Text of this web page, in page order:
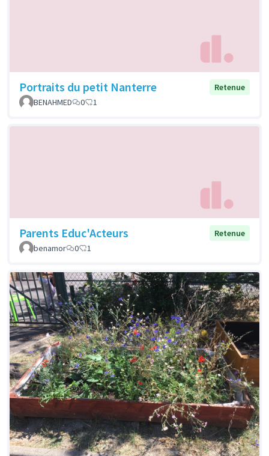
Portraits du petit Nanterre
Retenue
BENAHMED
0 1
Parents Educ'Acteurs
Retenue
benamor
0 1